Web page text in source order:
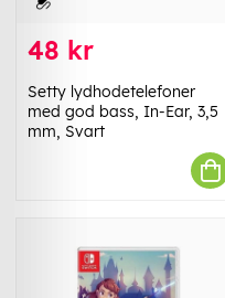
48 kr
Setty lydhodetelefoner
med god bass, In-Ear, 3,5
mm, Svart